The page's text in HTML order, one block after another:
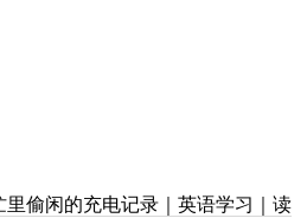
偷闲的充电记录｜英语学习｜读